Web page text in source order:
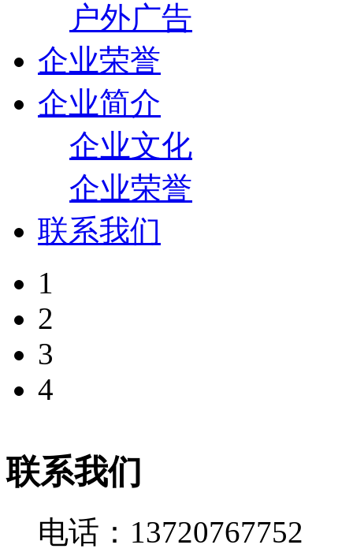
户外广告
企业荣誉
企业简介
企业文化
企业荣誉
联系我们
1
2
3
4
联系我们
电话：13720767752